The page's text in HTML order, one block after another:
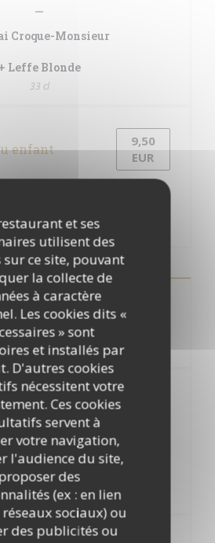
et ses
utilisent des
sur ce site, pouvant
la collecte de
à caractère
Les cookies dits «
» sont
et installés par
D'autres cookies
nécessitent votre
Ces cookies
servent à
votre navigation,
l'audience du site,
des
(ex : en lien
réseaux sociaux) ou
des publicités ou
Croque-Monsieur
+ Leffe Blonde
33 cl
enfant
9,50
EUR
Jusqu'à 12 ans
des boissons
Happy Hour
les jours de 18h à 20h
50cl au prix de la 25cl
les cocktails à 5€
Avec et sans alcool
de bières pression